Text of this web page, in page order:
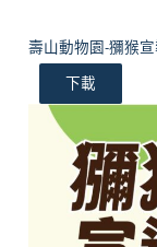
壽山動物園-獼猴
下載